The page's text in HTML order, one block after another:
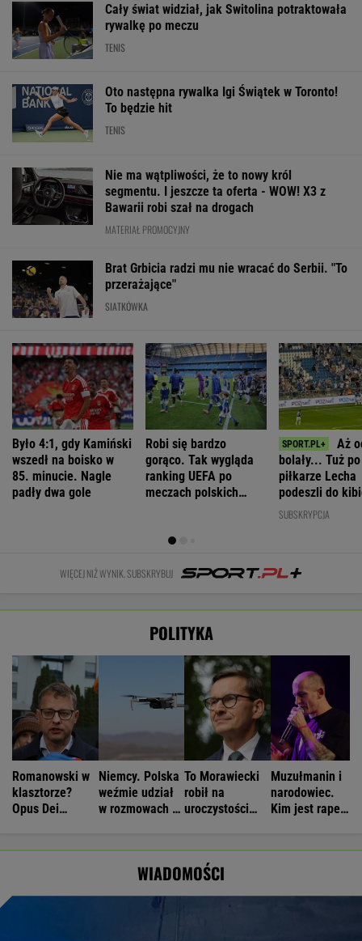
Cały świat widział, jak Switolina potraktowała
rywalkę po meczu
TENIS
Oto następna rywalka Igi Świątek w Toronto!
To będzie hit
TENIS
Nie ma wątpliwości, że to nowy król
segmentu. I jeszcze ta oferta - WOW! X3 z
Bawarii robi szał na drogach
MATERIAŁ PROMOCYJNY
Brat Grbicia radzi mu nie wracać do Serbii. "To
przerażające"
SIATKÓWKA
Było 4:1, gdy Kamiński
wszedł na boisko w
85. minucie. Nagle
padły dwa gole
Robi się bardzo
gorąco. Tak wygląda
ranking UEFA po
meczach polskich
Aż
bolały... Tuż
piłkarze Lecha
podeszli do
"Słuchajcie!"
SUBSKRYPCJA
WIĘCEJ NIŻ WYNIK. SUBSKRYBUJ
POLITYKA
Romanowski w
klasztorze?
Opus Dei
Niemcy. Polska
weźmie udział
w rozmowach o
To Morawiecki
robił na
uroczystości
Muzułmanin i
narodowiec.
Kim jest raper,
WIADOMOŚCI